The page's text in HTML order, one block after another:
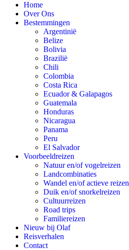
Home
Over Ons
Bestemmingen
Argentinië
Belize
Bolivia
Brazilië
Chili
Colombia
Costa Rica
Ecuador & Galapagos
Guatemala
Honduras
Nicaragua
Panama
Peru
El Salvador
Voorbeeldreizen
Natuur en/of vogelreizen
Landcombinaties
Wandel en/of actieve reizen
Duik en/of snorkelreizen
Cultuurreizen
Road trips
Familiereizen
Nieuw bij Olaf
Reisverhalen
Contact